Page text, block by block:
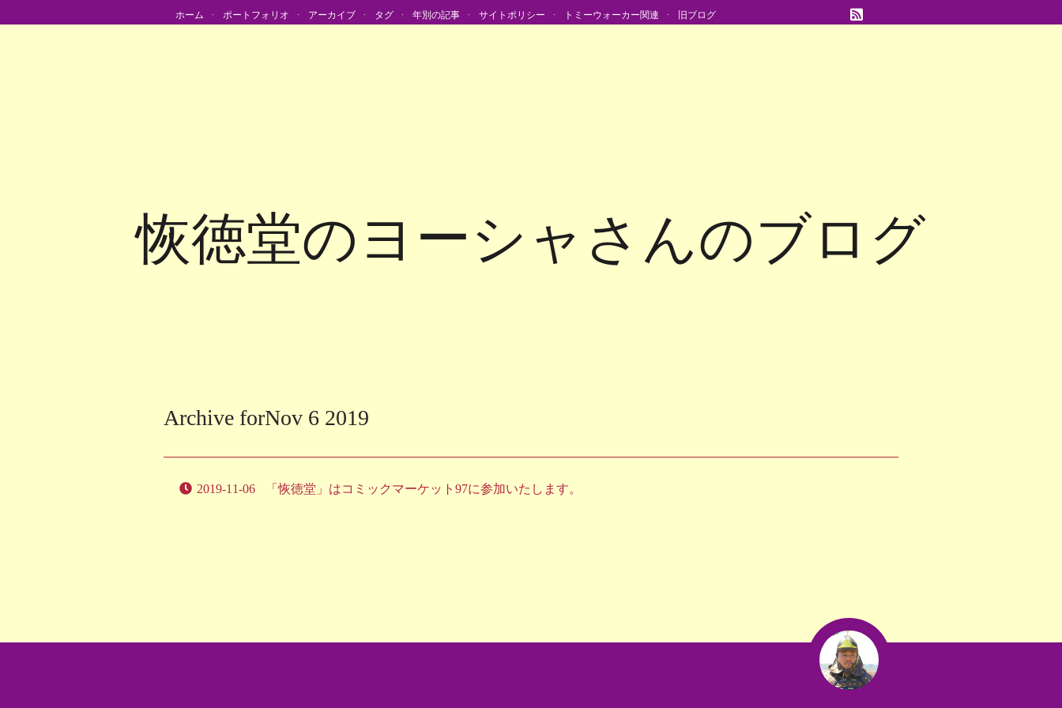
ホーム ポートフォリオ アーカイブ タグ 年別の記事 サイトポリシー トミーウォーカー関連 旧ブログ
恢徳堂のヨーシャさんのブログ
Archive forNov 6 2019
2019-11-06 「恢徳堂」はコミックマーケット97に参加いたします。